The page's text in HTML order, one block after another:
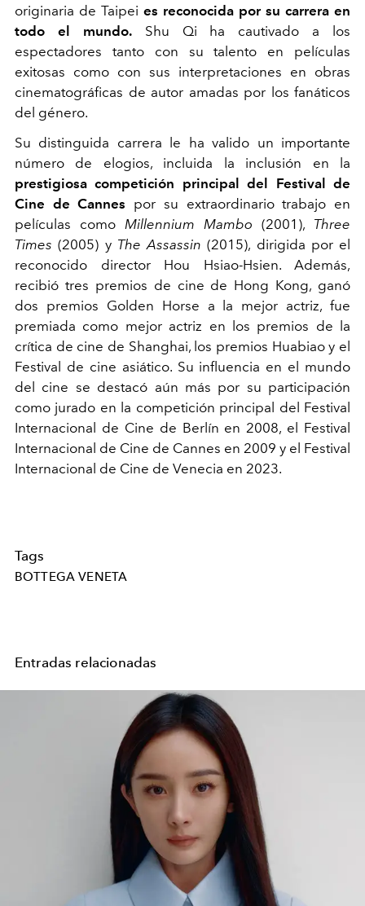
originaria de Taipei es reconocida por su carrera en
todo el mundo.
Shu Qi ha cautivado a los
espectadores tanto con su talento en películas
exitosas como con sus interpretaciones en obras
cinematográficas de autor amadas por los fanáticos
del género.
Su distinguida carrera le ha valido un importante
número de elogios, incluida la inclusión en la
prestigiosa competición principal del Festival de
Cine de Cannes por su extraordinario trabajo en
películas como Millennium Mambo (2001), Three
Times (2005) y The Assassin (2015), dirigida por el
reconocido director Hou Hsiao-Hsien.
Además,
recibió tres premios de cine de Hong Kong, ganó
dos premios Golden Horse a la mejor actriz, fue
premiada como mejor actriz en los premios de la
crítica de cine de Shanghai, los premios Huabiao y el
Festival de cine asiático. Su influencia en el mundo
del cine se destacó aún más por su participación
como jurado en la competición principal del Festival
Internacional de Cine de Berlín en 2008, el Festival
Internacional de Cine de Cannes en 2009 y el Festival
Internacional de Cine de Venecia en 2023.
Tags
BOTTEGA VENETA
Entradas relacionadas